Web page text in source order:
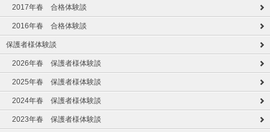
2017年春 合格体験談
2016年春 合格体験談
保護者様体験談
2026年春 保護者様体験談
2025年春 保護者様体験談
2024年春 保護者様体験談
2023年春 保護者様体験談